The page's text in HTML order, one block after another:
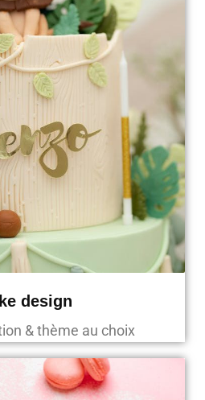
design
& thème au choix